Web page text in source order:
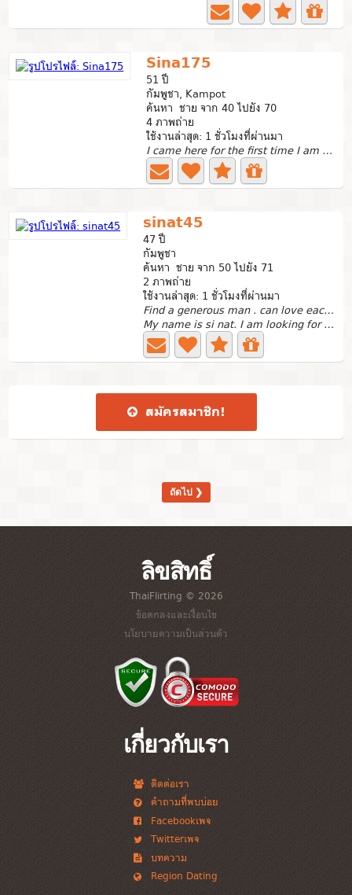
Sina175
51 ปี
กัมพูชา, Kampot
ค้นหา ชาย จาก 40 ไปยัง 70
4 ภาพถ่าย
ใช้งานล่าสุด: 1 ชั่วโมงที่ผ่านมา
I came here for the first time I am a simple, ordinary...
sinat45
47 ปี
กัมพูชา
ค้นหา ชาย จาก 50 ไปยัง 71
2 ภาพถ่าย
ใช้งานล่าสุด: 1 ชั่วโมงที่ผ่านมา
Find a generous man . can love each other to older
My name is si nat. I am looking for a future partner Who...
สมัคร​สมาชิก​!
ถัดไป ❯
ลิขสิทธิ์
ThaiFlirting © 2026
ข้อตกลงและเงื่อนไข
นโยบายความเป็นส่วนตัว
เกี่ยวกับเรา
ติดต่อเรา
คำถามที่พบบ่อย
Facebookเพจ
Twitterเพจ
บทความ
Region Dating